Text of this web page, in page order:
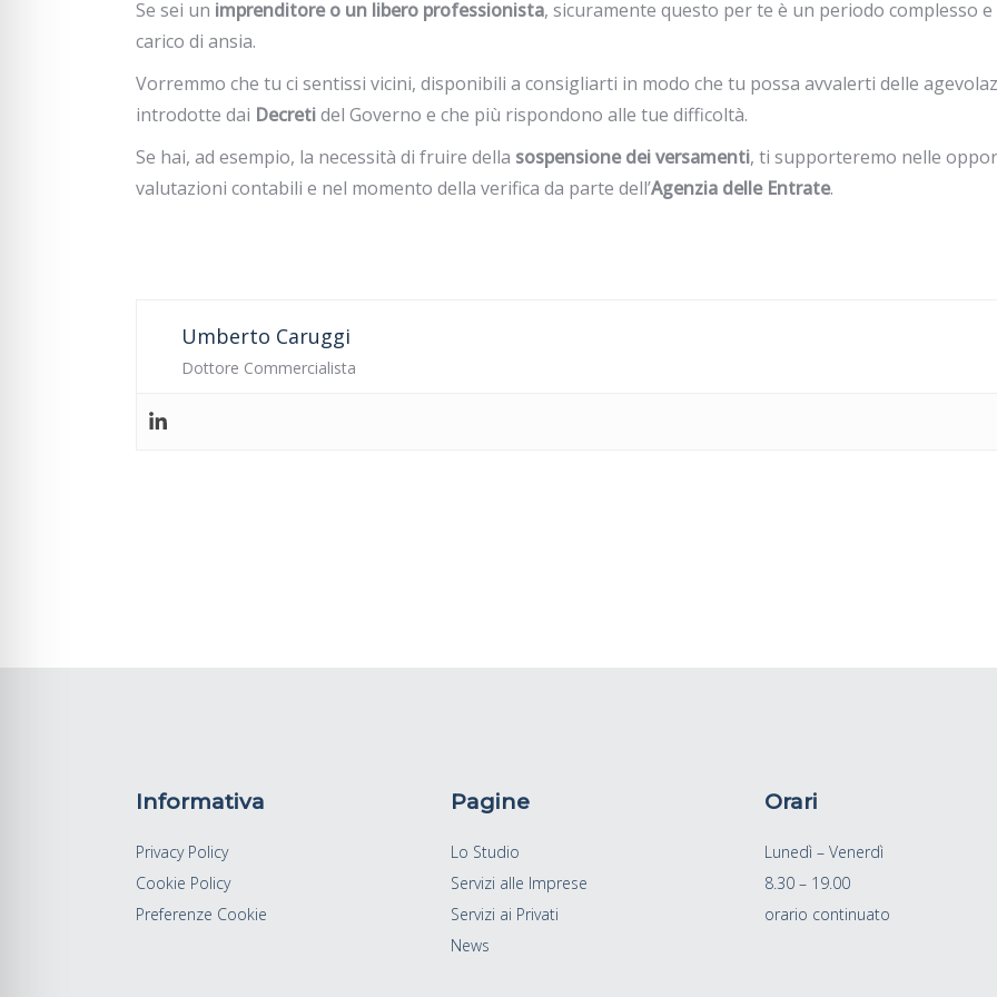
Se sei un imprenditore o un libero professionista, sicuramente questo per te è un periodo complesso e
carico di ansia.
Vorremmo che tu ci sentissi vicini, disponibili a consigliarti in modo che tu possa avvalerti delle
introdotte dai Decretidel Governo e che più rispondono alle tue difficoltà.
Se hai, ad esempio, la necessità di fruire della sospensione dei versamenti, ti supporteremo nelle
valutazioni contabili e nel momento della verifica da parte dell’Agenzia delle Entrate.
Umberto Caruggi
Dottore Commercialista
Informativa
Privacy Policy
Cookie Policy
Preferenze Cookie
Pagine
Lo Studio
Servizi alle Imprese
Servizi ai Privati
News
Orari
Lunedì – Venerdì
8.30 – 19.00
orario continuato